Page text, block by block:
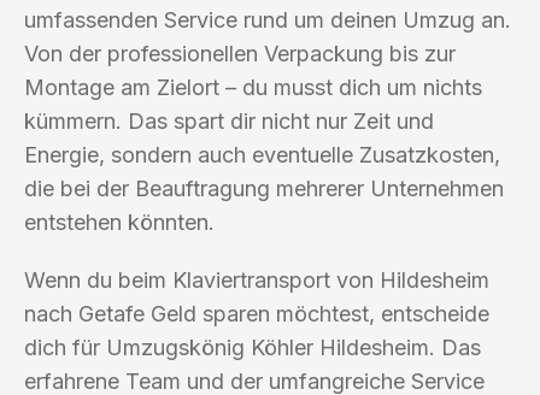
umfassenden Service rund um deinen Umzug an.
Von der professionellen Verpackung bis zur
Montage am Zielort – du musst dich um nichts
kümmern. Das spart dir nicht nur Zeit und
Energie, sondern auch eventuelle Zusatzkosten,
die bei der Beauftragung mehrerer Unternehmen
entstehen könnten.
Wenn du beim Klaviertransport von Hildesheim
nach Getafe Geld sparen möchtest, entscheide
dich für Umzugskönig Köhler Hildesheim. Das
erfahrene Team und der umfangreiche Service